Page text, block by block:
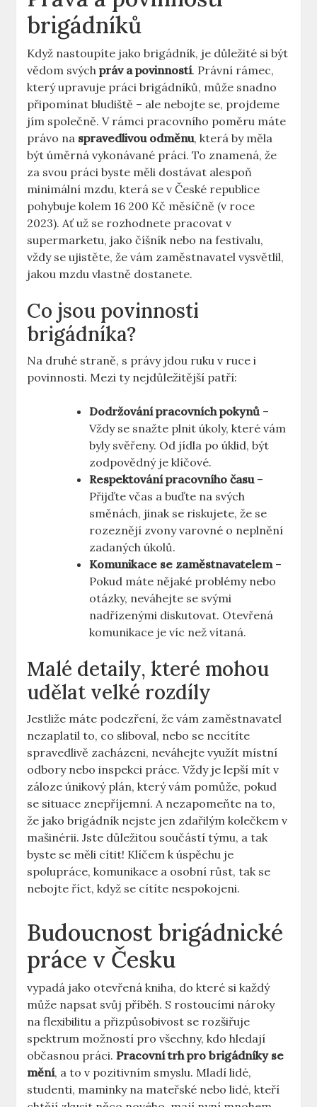
brigádníků
Když nastoupíte jako brigádník, je důležité si být
vědom svýchpráv a povinností. Právní rámec,
který upravuje práci brigádníků, může snadno
připomínat bludiště – ale nebojte se, projdeme
jím společně. V rámci pracovního poměru máte
právo na spravedlivou odměnu, která by měla
být úměrná vykonávané práci. To znamená, že
za svou práci byste měli dostávat alespoň
minimální mzdu, která se v České republice
pohybuje kolem 16 200 Kč měsíčně (v roce
2023). Ať už se rozhodnete pracovat v
supermarketu, jako číšník nebo na festivalu,
vždy se ujistěte, že vám zaměstnavatel vysvětlil,
jakou mzdu vlastně dostanete.
Co jsou povinnosti
brigádníka?
Na druhé straně, s právy jdou ruku v ruce i
povinnosti. Mezi ty nejdůležitější patří:
Dodržování pracovních pokynů –
Vždy se snažte plnit úkoly, které vám
byly svěřeny. Od jídla po úklid, být
zodpovědný je klíčové.
Respektování pracovního času–
Přijďte včas a buďte na svých
směnách, jinak se riskujete, že se
rozeznějí zvony varovné o neplnění
zadaných úkolů.
Komunikace se zaměstnavatelem–
Pokud máte nějaké problémy nebo
otázky, neváhejte se svými
nadřízenými diskutovat. Otevřená
komunikace je víc než vítaná.
Malé detaily, které mohou
udělat velké rozdíly
Jestliže máte podezření, že vám zaměstnavatel
nezaplatil to, co sliboval, nebo se necítíte
spravedlivě zacházeni, neváhejte využít místní
odbory nebo inspekci práce. Vždy je lepší mít v
záloze únikový plán, který vám pomůže, pokud
se situace znepříjemní. A nezapomeňte na to,
že jako brigádník nejste jen zdařilým kolečkem v
mašinérii. Jste důležitou součástí týmu, a tak
byste se měli cítit! Klíčem k úspěchu je
spolupráce, komunikace a osobní růst, tak se
nebojte říct, když se cítíte nespokojeni.
Budoucnost brigádnické
práce v Česku
vypadá jako otevřená kniha, do které si každý
může napsat svůj příběh. S rostoucími nároky
na flexibilitu a přizpůsobivost se rozšiřuje
spektrum možností pro všechny, kdo hledají
občasnou práci.Pracovní trh pro brigádníky se
mění, a to v pozitivním smyslu. Mladí lidé,
studenti, maminky na mateřské nebo lidé, kteří